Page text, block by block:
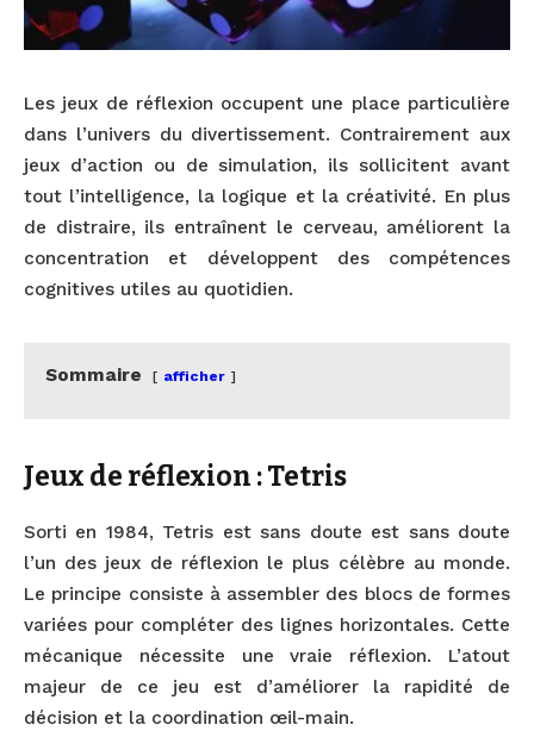
Les jeux de réflexion occupent une place particulière
dans l’univers du divertissement. Contrairement aux
jeux d’action ou de simulation, ils sollicitent avant
tout l’intelligence, la logique et la créativité. En plus
de distraire, ils entraînent le cerveau, améliorent la
concentration et développent des compétences
cognitives utiles au quotidien.
Sommaire afficher
Jeux de réflexion : Tetris
Sorti en 1984, Tetris est sans doute est sans doute
l’un des jeux de réflexion le plus célèbre au monde.
Le principe consiste à assembler des blocs de formes
variées pour compléter des lignes horizontales. Cette
mécanique nécessite une vraie réflexion. L’atout
majeur de ce jeu est d’améliorer la rapidité de
décision et la coordination œil-main.